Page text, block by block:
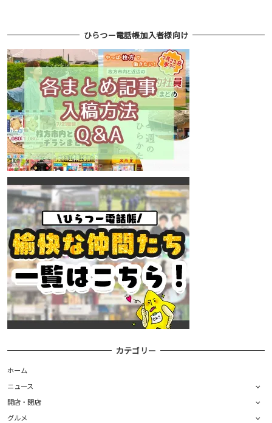
ひらつー電話帳加入者様向け
カテゴリー
ホーム
ニュース
開店・閉店
グルメ